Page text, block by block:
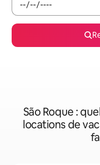
São Roque :
locations de